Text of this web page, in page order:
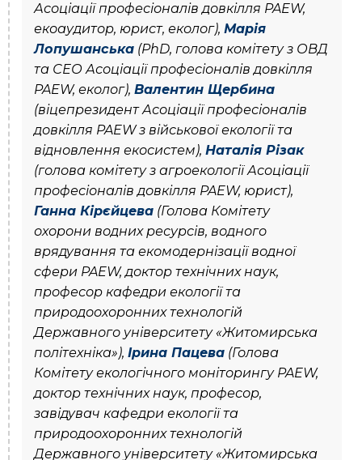
Асоціації професіоналів довкілля PAEW,
екоаудитор, юрист, еколог), Марія
Лопушанська (PhD, голова комітету з ОВД
та СЕО Асоціації професіоналів довкілля
PAEW, еколог), Валентин Щербина
(віцепрезидент Асоціації професіоналів
довкілля PAEW з військової екології та
відновлення екосистем), Наталія Різак
(голова комітету з агроекології Асоціації
професіоналів довкілля PAEW, юрист),
Ганна Кірєйцева (Голова Комітету
охорони водних ресурсів, водного
врядування та екомодернізації водної
сфери PAEW, доктор технічних наук,
професор кафедри екології та
природоохоронних технологій
Державного університету «Житомирська
політехніка»), Ірина Пацева (Голова
Комітету екологічного моніторингу PAEW,
доктор технічних наук, професор,
завідувач кафедри екології та
природоохоронних технологій
Державного університету «Житомирська